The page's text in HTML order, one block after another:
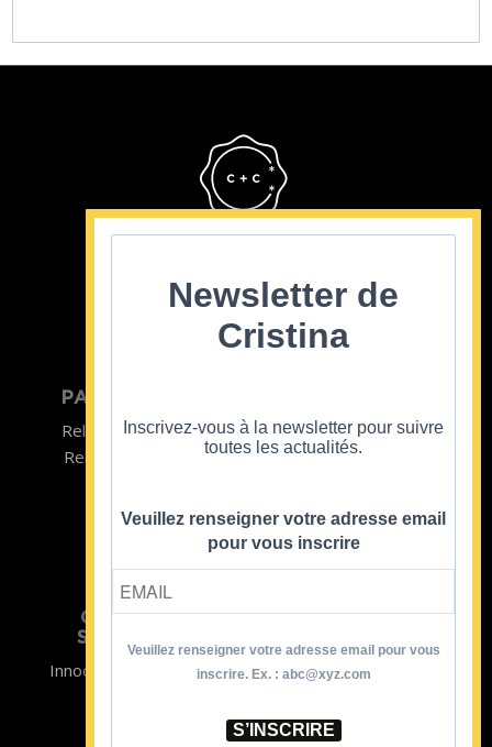
PARTICULIER
Relooking homme
Relooking femme
Team Building
Formations
CRISTINA
SOUTIENT
Innocence en Danger
Contact
Newsletter de
Cristina
Inscrivez-vous à la newsletter pour suivre
toutes les actualités.
Veuillez renseigner votre adresse email
pour vous inscrire
Veuillez renseigner votre adresse email pour vous
inscrire. Ex. : abc@xyz.com
S’INSCRIRE